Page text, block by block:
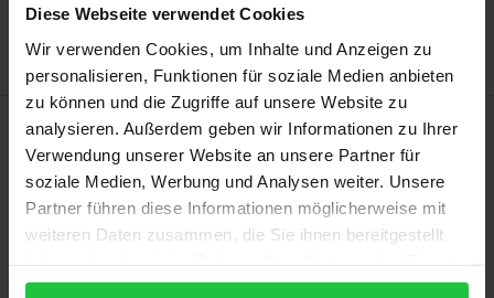
Diese Webseite verwendet Cookies
Wir verwenden Cookies, um Inhalte und Anzeigen zu
personalisieren, Funktionen für soziale Medien anbieten
zu können und die Zugriffe auf unsere Website zu
analysieren. Außerdem geben wir Informationen zu Ihrer
Verwendung unserer Website an unsere Partner für
soziale Medien, Werbung und Analysen weiter. Unsere
Partner führen diese Informationen möglicherweise mit
weiteren Daten zusammen, die Sie ihnen bereitgestellt
gesammelt haben.
Delivery cost notice
Bibliographical data
Edition
1
ISBN